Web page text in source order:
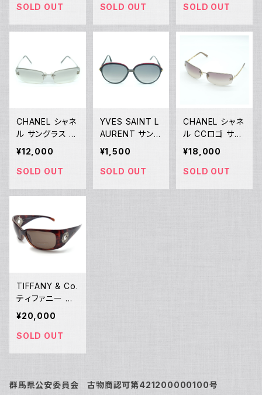
ラス 56□19 13
SOLD OUT
15S 001 57 Y0
SOLD OUT
SOLD OUT
CHANEL シャネ
ル サングラス C
Cロゴ 4093-B
c.124/61 56□1
6 130 Y01590
¥12,000
SOLD OUT
YVES SAINT L
AURENT サン
ローラン サング
ラス アイウェア
8571-8 Y37 Y
¥1,500
SOLD OUT
CHANEL シャネ
ル CCロゴ サン
グラス ブラウン
アイウェア パー
プルグラデーシ
¥18,000
SOLD OUT
TIFFANY & Co.
ティファニー サ
ングラス ブラウ
ン シルバー べっ
甲柄 TF4004-
¥20,000
SOLD OUT
群馬県公安委員会 古物商認可第421200000100号